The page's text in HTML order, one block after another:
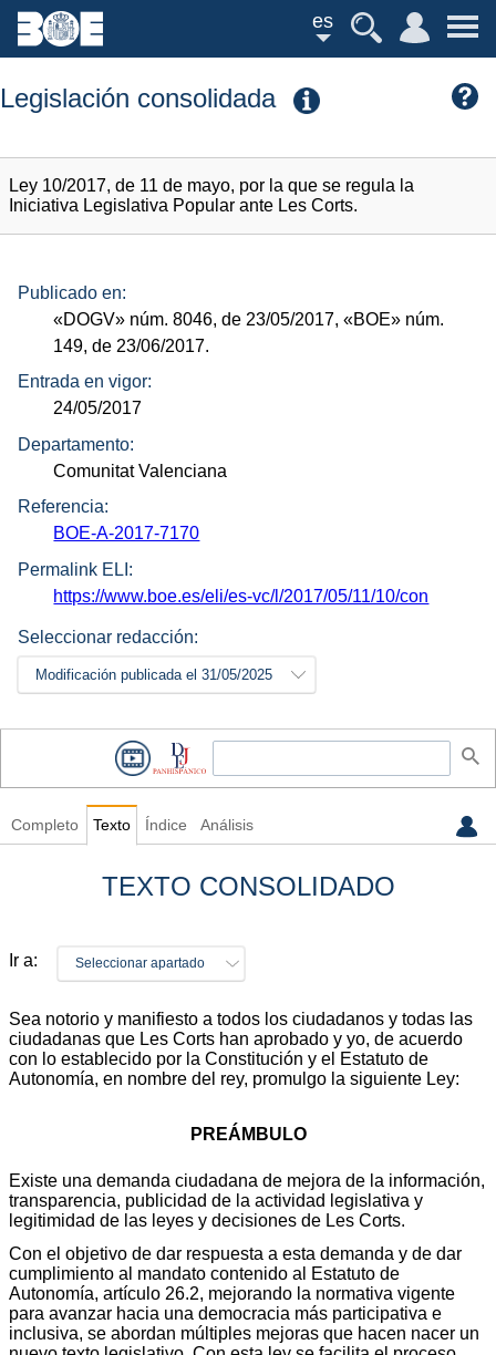
es
Legislación consolidada
Ley 10/2017, de 11 de mayo, por la que se regula la
Iniciativa Legislativa Popular ante Les Corts.
Publicado en:
«DOGV» núm. 8046, de 23/05/2017,«BOE» núm.
149, de 23/06/2017.
Entrada en vigor:
24/05/2017
Departamento:
Comunitat Valenciana
Referencia:
BOE-A-2017-7170
Permalink ELI:
https://www.boe.es/eli/es-vc/l/2017/05/11/10/con
Seleccionar redacción:
Modificación publicada el 31/05/2025
Completo Texto Índice Análisis
TEXTO CONSOLIDADO
Ir a: Seleccionar apartado
Sea notorio y manifiesto a todos los ciudadanos y todas las
ciudadanas que Les Corts han aprobado y yo, de acuerdo
con lo establecido por la Constitución y el Estatuto de
Autonomía, en nombre del rey, promulgo la siguiente Ley:
PREÁMBULO
Existe una demanda ciudadana de mejora de la información,
transparencia, publicidad de la actividad legislativa y
legitimidad de las leyes y decisiones de Les Corts.
Con el objetivo de dar respuesta a esta demanda y de dar
cumplimiento al mandato contenido al Estatuto de
Autonomía, artículo 26.2, mejorando la normativa vigente
para avanzar hacia una democracia más participativa e
inclusiva, se abordan múltiples mejoras que hacen nacer un